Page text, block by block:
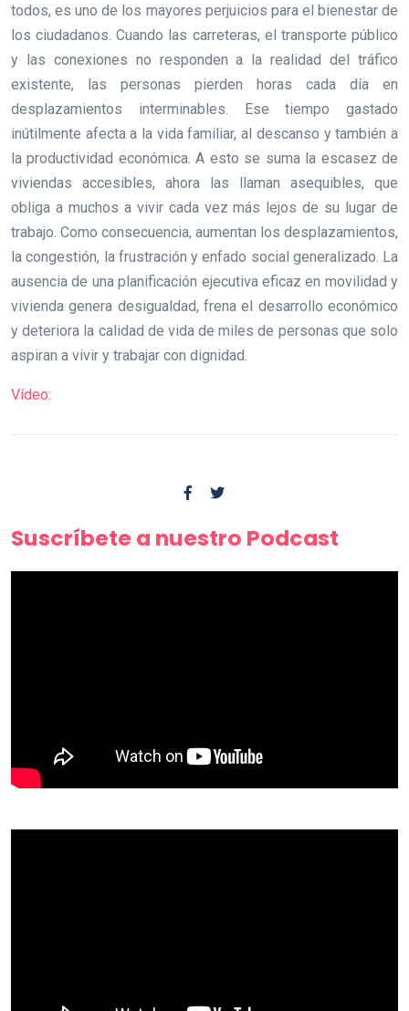
todos, es uno de los mayores perjuicios para el bienestar de
los ciudadanos. Cuando las carreteras, el transporte público
y las conexiones no responden a la realidad del tráfico
existente, las personas pierden horas cada día en
desplazamientos interminables. Ese tiempo gastado
inútilmente afecta a la vida familiar, al descanso y también a
la productividad económica. A esto se suma la escasez de
viviendas accesibles, ahora las llaman asequibles, que
obliga a muchos a vivir cada vez más lejos de su lugar de
trabajo. Como consecuencia, aumentan los desplazamientos,
la congestión, la frustración y enfado social generalizado. La
ausencia de una planificación ejecutiva eficaz en movilidad y
vivienda genera desigualdad, frena el desarrollo económico
y deteriora la calidad de vida de miles de personas que solo
aspiran a vivir y trabajar con dignidad.
Vídeo:
Suscríbete a nuestro Podcast